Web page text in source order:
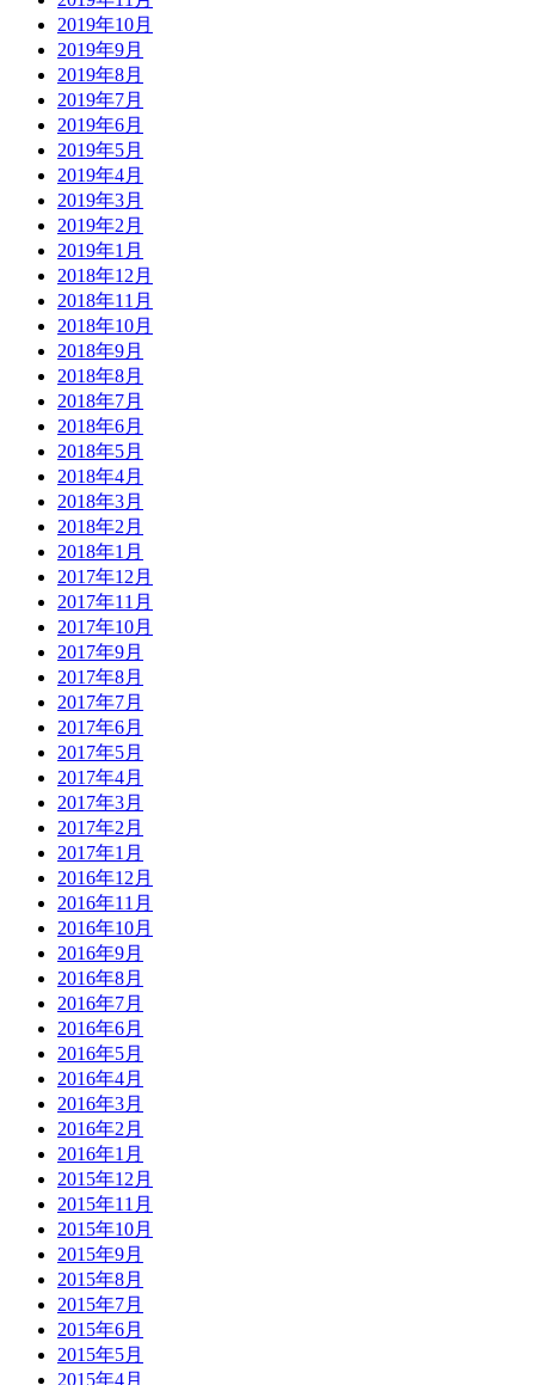
2019年10月
2019年9月
2019年8月
2019年7月
2019年6月
2019年5月
2019年4月
2019年3月
2019年2月
2019年1月
2018年12月
2018年11月
2018年10月
2018年9月
2018年8月
2018年7月
2018年6月
2018年5月
2018年4月
2018年3月
2018年2月
2018年1月
2017年12月
2017年11月
2017年10月
2017年9月
2017年8月
2017年7月
2017年6月
2017年5月
2017年4月
2017年3月
2017年2月
2017年1月
2016年12月
2016年11月
2016年10月
2016年9月
2016年8月
2016年7月
2016年6月
2016年5月
2016年4月
2016年3月
2016年2月
2016年1月
2015年12月
2015年11月
2015年10月
2015年9月
2015年8月
2015年7月
2015年6月
2015年5月
2015年4月